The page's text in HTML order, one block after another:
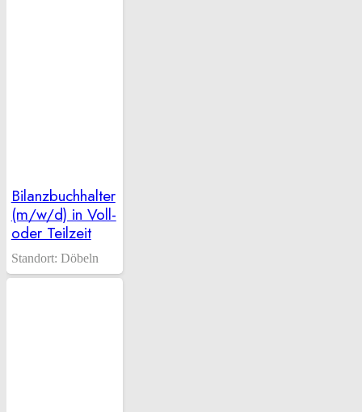
Bilanzbuchhalter
(m/w/d) in Voll-
oder Teilzeit
Standort: Döbeln